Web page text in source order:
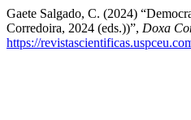
Gaete Salgado, C. (2024)
Corredoira, 2024 (eds.))”, Doxa
https://